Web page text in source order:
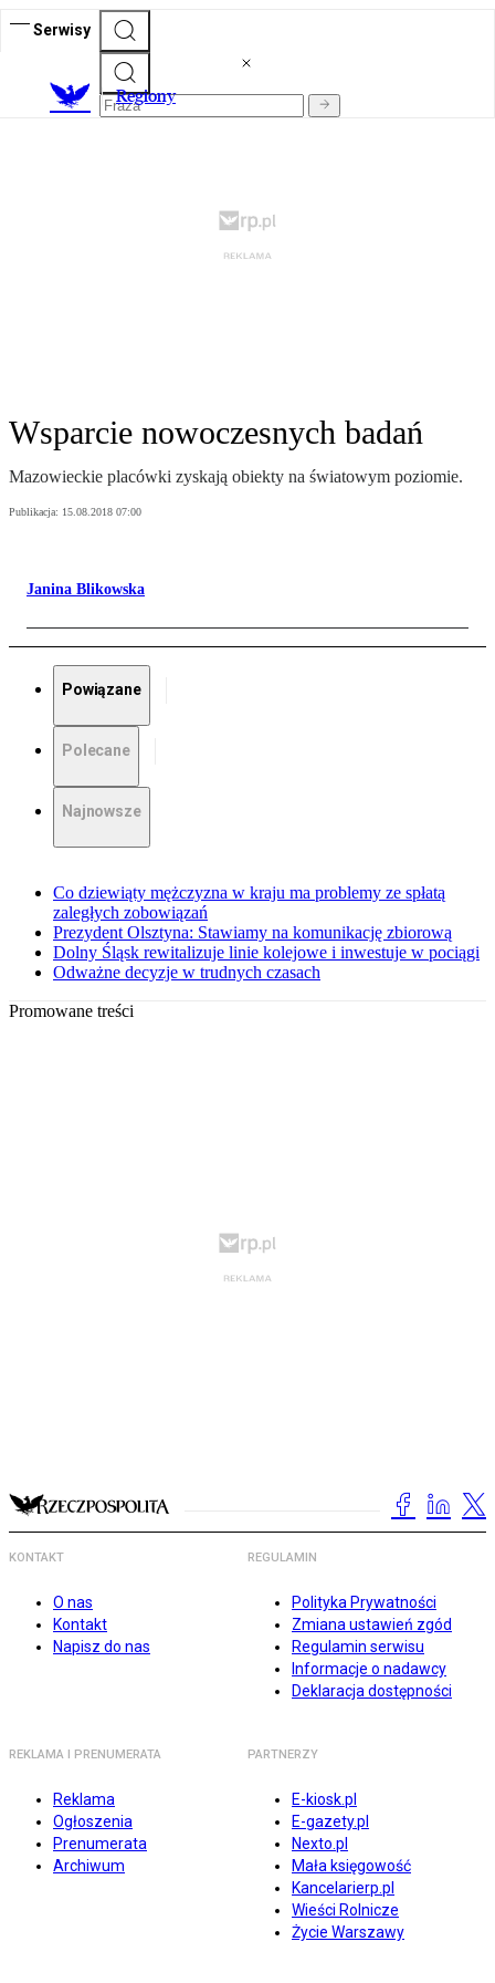
Serwisy
Regiony
Wsparcie nowoczesnych badań
Mazowieckie placówki zyskają obiekty na światowym poziomie.
Publikacja: 15.08.2018 07:00
Janina Blikowska
Powiązane
Polecane
Najnowsze
Co dziewiąty mężczyzna w kraju ma problemy ze spłatą
zaległych zobowiązań
Prezydent Olsztyna: Stawiamy na komunikację zbiorową
Dolny Śląsk rewitalizuje linie kolejowe i inwestuje w pociągi
Odważne decyzje w trudnych czasach
Promowane treści
KONTAKT
O nas
Kontakt
Napisz do nas
REGULAMIN
Polityka Prywatności
Zmiana ustawień zgód
Regulamin serwisu
Informacje o nadawcy
Deklaracja dostępności
REKLAMA I PRENUMERATA
Reklama
Ogłoszenia
Prenumerata
Archiwum
PARTNERZY
E-kiosk.pl
E-gazety.pl
Nexto.pl
Mała księgowość
Kancelarierp.pl
Wieści Rolnicze
Życie Warszawy